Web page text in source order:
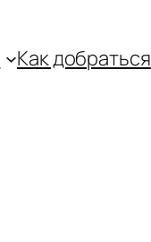
Как добраться